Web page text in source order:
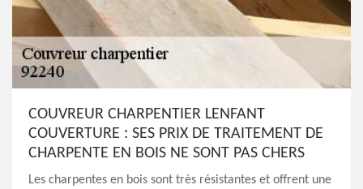
COUVREUR CHARPENTIER LENFANT
COUVERTURE : SES PRIX DE TRAITEMENT DE
CHARPENTE EN BOIS NE SONT PAS CHERS
Les charpentes en bois sont très résistantes et offrent une